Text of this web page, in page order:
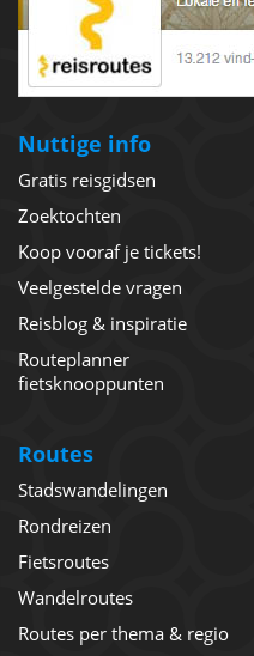
Nuttige info
Gratis reisgidsen
Zoektochten
Koop vooraf je tickets!
Veelgestelde vragen
Reisblog & inspiratie
Routeplanner
fietsknooppunten
Routes
Stadswandelingen
Rondreizen
Fietsroutes
Wandelroutes
Routes per thema & regio